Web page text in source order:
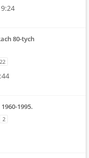
80-tych
22
1995.
2